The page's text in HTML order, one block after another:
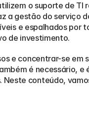
o suporte de TI
a gestão do serviço
e espalhados por
de investimento.
e concentrar-se em
é necessário, e
Neste conteúdo,